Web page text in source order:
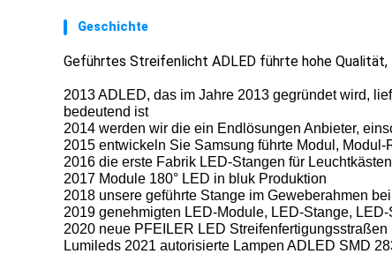
Geschichte
Geführtes Streifenlicht ADLED führte hohe
2013 ADLED, das im Jahre 2013 gegründet wird,
bedeutend ist
2014 werden wir die ein Endlösungen Anbieter,
2015 entwickeln Sie Samsung führte Modul,
2016 die erste Fabrik LED-Stangen für
2017 Module 180° LED in bluk Produktion
2018 unsere geführte Stange im Geweberahmen
2019 genehmigten LED-Module, LED-Stange,
2020 neue PFEILER LED Streifenfertigungsstraßen
Lumileds 2021 autorisierte Lampen ADLED SMD